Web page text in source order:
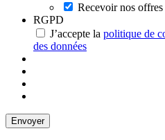
Recevoir nos offres
RGPD
J’accepte la politique de
des données